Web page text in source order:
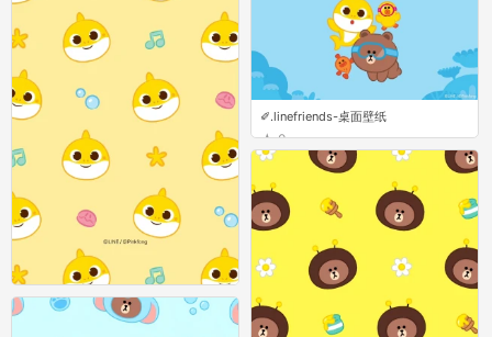
✐.linefriends-壁纸
✐.linefriends-桌面壁纸
0